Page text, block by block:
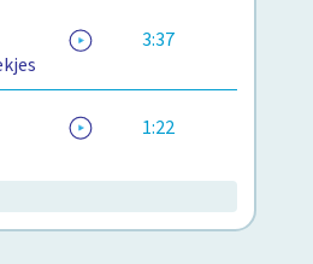
3:37
1:22